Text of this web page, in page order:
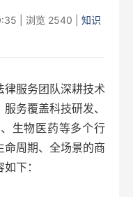
浏览 2540
知识
律服务团队深耕技术
务覆盖科技研发、
生物医药等多个行
命周期、全场景的商
下：